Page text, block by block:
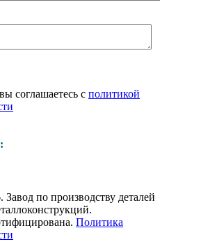
соглашаетесь с политикой
. Завод по производству деталей
Политика